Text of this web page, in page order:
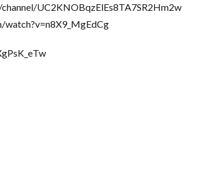
UC2KNOBqzElEs8TA7SR2Hm2w